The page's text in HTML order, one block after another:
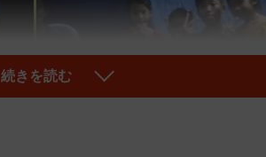
続きを読む